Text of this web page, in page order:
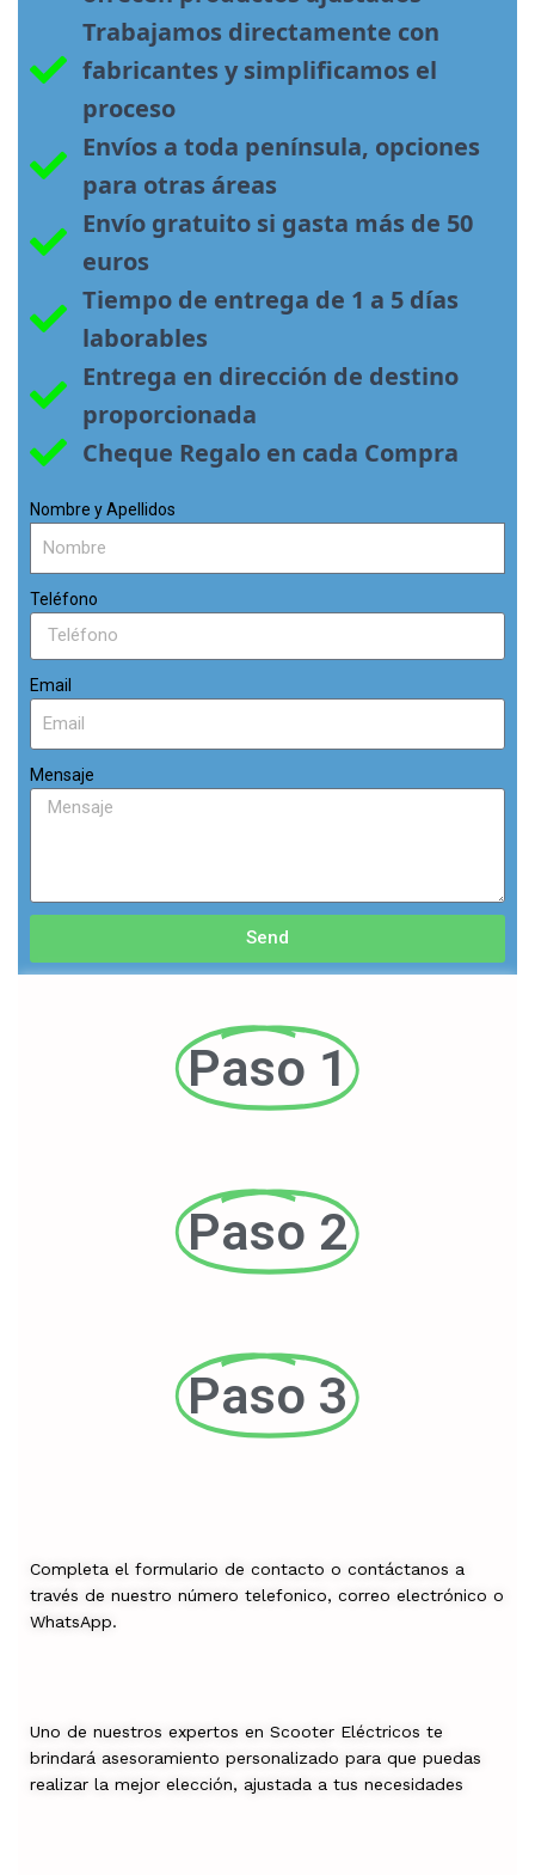
Trabajamos directamente con
fabricantes y simplificamos el
proceso
Envíos a toda península, opciones
para otras áreas
Envío gratuito si gasta más de 50
euros
Tiempo de entrega de 1 a 5 días
laborables
Entrega en dirección de destino
proporcionada
Cheque Regalo en cada Compra
Nombre y Apellidos
Teléfono
Email
Mensaje
Send
Paso 1
Paso 2
Paso 3
Completa el formulario de contacto o contáctanos a
través de nuestro número telefonico, correo electrónico o
WhatsApp.
Uno de nuestros expertos en Scooter Eléctricos te
brindará asesoramiento personalizado para que puedas
realizar la mejor elección, ajustada a tus necesidades